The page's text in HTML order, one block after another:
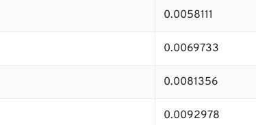
0.0058111
0.0069733
0.0081356
0.0092978